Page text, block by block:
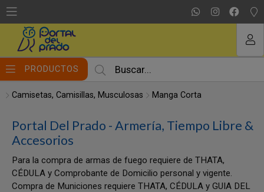
PRODUCTOS
Camisetas, Camisillas, Musculosas Manga Corta
Portal Del Prado - Armería, Tiempo Libre &
Accesorios
Para la compra de armas de fuego requiere de THATA,
CÉDULA y Comprobante de Domicilio personal y vigente.
Compra de Municiones requiere THATA, CÉDULA y GUIA DEL